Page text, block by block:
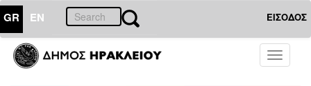
GR EN ΕΙΣΟΔΟΣ
Toggle
ΤΟΠΟΣ
ΜΑΣ